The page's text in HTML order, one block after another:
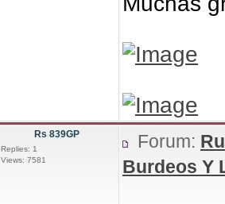
Rs 839GP
Replies: 1
Views: 7581
Forum:
Burdeos Y